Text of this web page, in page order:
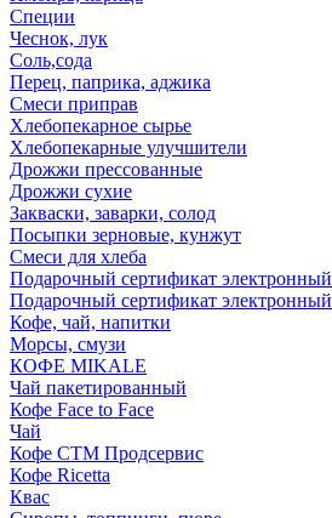
Специи
Чеснок, лук
Соль,сода
Перец, паприка, аджика
Смеси приправ
Хлебопекарное сырье
Хлебопекарные улучшители
Дрожжи прессованные
Дрожжи сухие
Закваски, заварки, солод
Посыпки зерновые, кунжут
Смеси для хлеба
Подарочный сертификат электронный
Подарочный сертификат электронный
Кофе, чай, напитки
Морсы, смузи
КОФЕ MIKALE
Чай пакетированный
Кофе Face to Face
Чай
Кофе СТМ Продсервис
Кофе Ricetta
Квас